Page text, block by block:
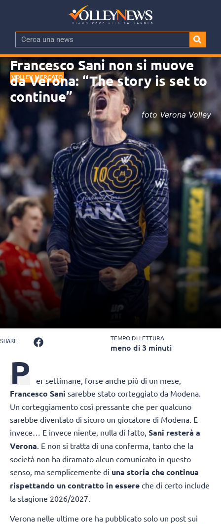
VOLLEY MERCATO
Francesco Sani non si muove
da Verona: “The story is set to
continue”
foto Verona Volley
SHARE TEMPO DI LETTURA
meno di 3 minuti
P er settimane, forse anche più di un mese,
Francesco Sani sarebbe stato corteggiato da Modena.
Un corteggiamento così pressante che per qualcuno
sarebbe diventato di sicuro un giocatore di Modena. E
invece… E invece niente, nulla di fatto, Sani resterà a
Verona. E non si tratta di una conferma, tanto che la
società non ha diramato alcun comunicato in questo
senso, ma semplicemente di una storia che continua
rispettando un contratto in essere che di certo include
la stagione 2026/2027.
Verona nelle ultime ore ha pubblicato solo un post sui